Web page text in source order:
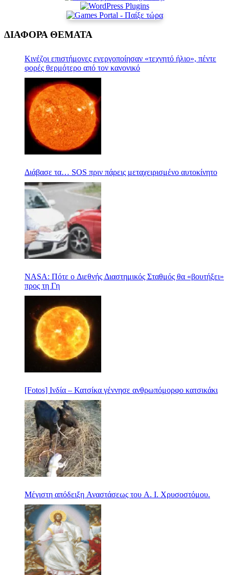
ΔΙΑΦΟΡΑ ΘΕΜΑΤΑ
Κινέζοι επιστήμονες ενεργοποίησαν «τεχνητό ήλιο», πέντε
φορές θερμότερο από τον κανονικό
Διάβασε τα… SOS πριν πάρεις μεταχειρισμένο αυτοκίνητο
NASA: Πότε ο Διεθνής Διαστημικός Σταθμός θα «βουτήξει»
προς τη Γη
[Fotos] Ινδία – Κατσίκα γέννησε ανθρωπόμορφο κατσικάκι
Μέγιστη απόδειξη Αναστάσεως του Α. Ι. Χρυσοστόμου.